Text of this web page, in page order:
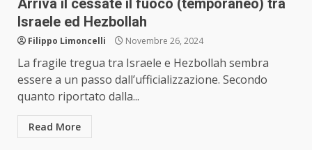
Arriva il cessate il fuoco (temporaneo) tra
Israele ed Hezbollah
Filippo Limoncelli Novembre 26, 2024
La fragile tregua tra Israele e Hezbollah sembra
essere a un passo dall’ufficializzazione. Secondo
quanto riportato dalla...
Read More